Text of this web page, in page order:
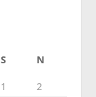
S N
1
2